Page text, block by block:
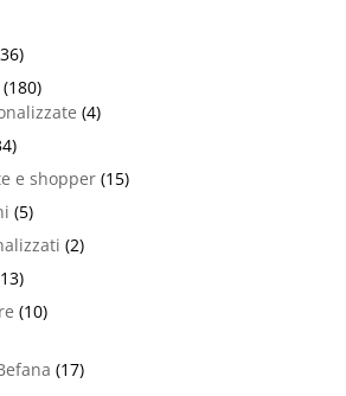
(180)
(4)
e shopper (15)
(5)
(2)
(10)
(17)